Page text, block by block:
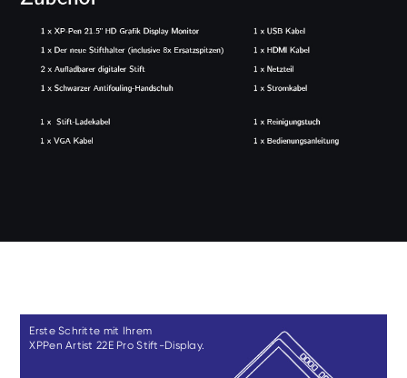
Erste Schritte mit Ihrem
XPPen Artist 22E Pro Stift-Display.